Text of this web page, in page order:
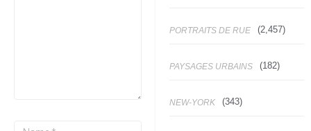
PORTRAITS DE RUE (2,457)
PAYSAGES URBAINS (182)
NEW-YORK (343)